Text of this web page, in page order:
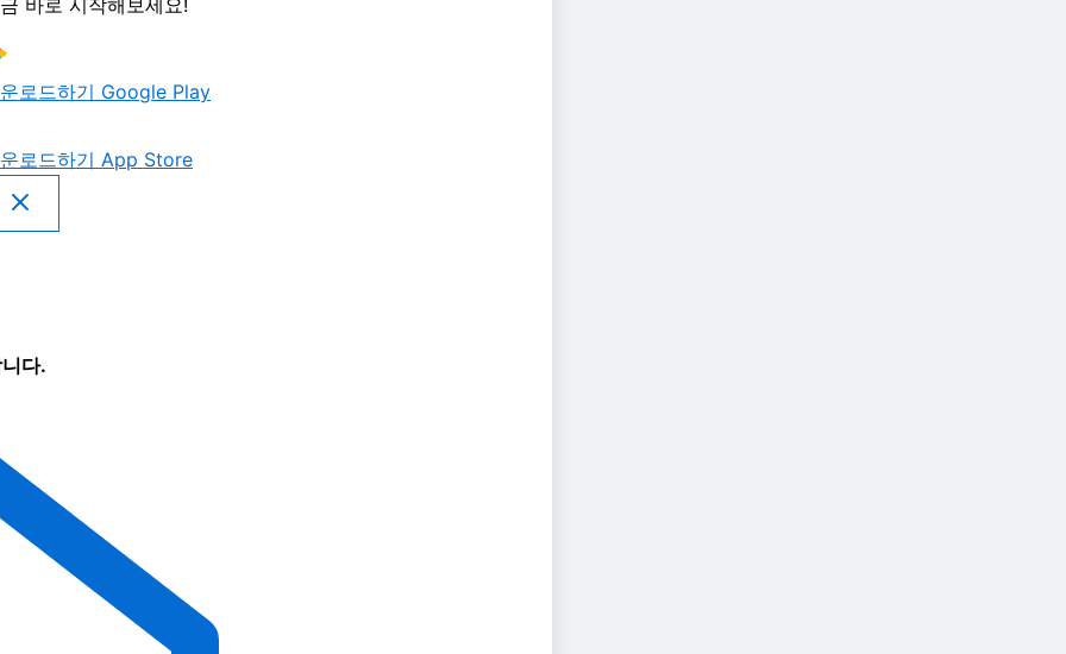
바로 시작해보세요!
로드하기 Google Play
로드하기 App Store
다.